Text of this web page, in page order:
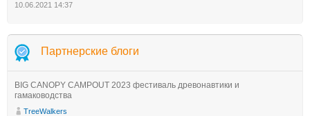
10.06.2021 14:37
Партнерские блоги
BIG CANOPY CAMPOUT 2023 фестиваль древонавтики и
гамаководства
TreeWalkers